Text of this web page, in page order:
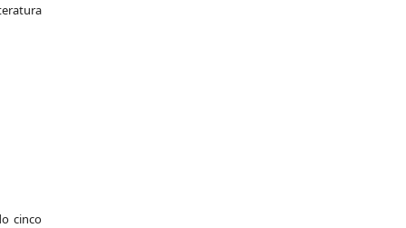
cinco